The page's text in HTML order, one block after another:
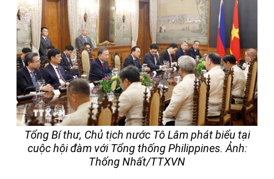
Tổng Bí thư, Chủ tịch nước Tô Lâm phát biểu tại
cuộc hội đàm với Tổng thống Philippines. Ảnh:
Thống Nhất/TTXVN